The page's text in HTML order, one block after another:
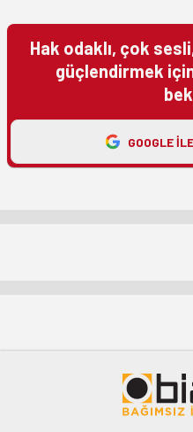
Hak odaklı, çok
güçlendirmek
GOOGLE